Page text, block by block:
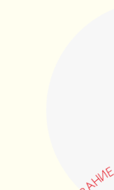
B
EA
U